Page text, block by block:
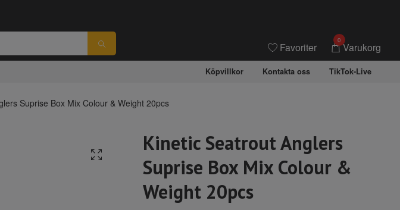
Favoriter
0
Varukorg
Köpvillkor Kontakta oss TikTok-Live
Suprise Box Mix Colour & Weight 20pcs
Kinetic Seatrout Anglers
Suprise Box Mix Colour &
Weight 20pcs